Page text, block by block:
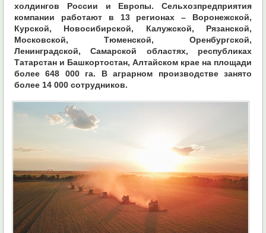
холдингов России и Европы. Сельхозпредприятия
компании работают в 13 регионах – Воронежской,
Курской, Новосибирской, Калужской, Рязанской,
Московской, Тюменской, Оренбургской,
Ленинградской, Самарской областях, республиках
Татарстан и Башкортостан, Алтайском крае на площади
более 648 000 га. В аграрном производстве занято
более 14 000 сотрудников.